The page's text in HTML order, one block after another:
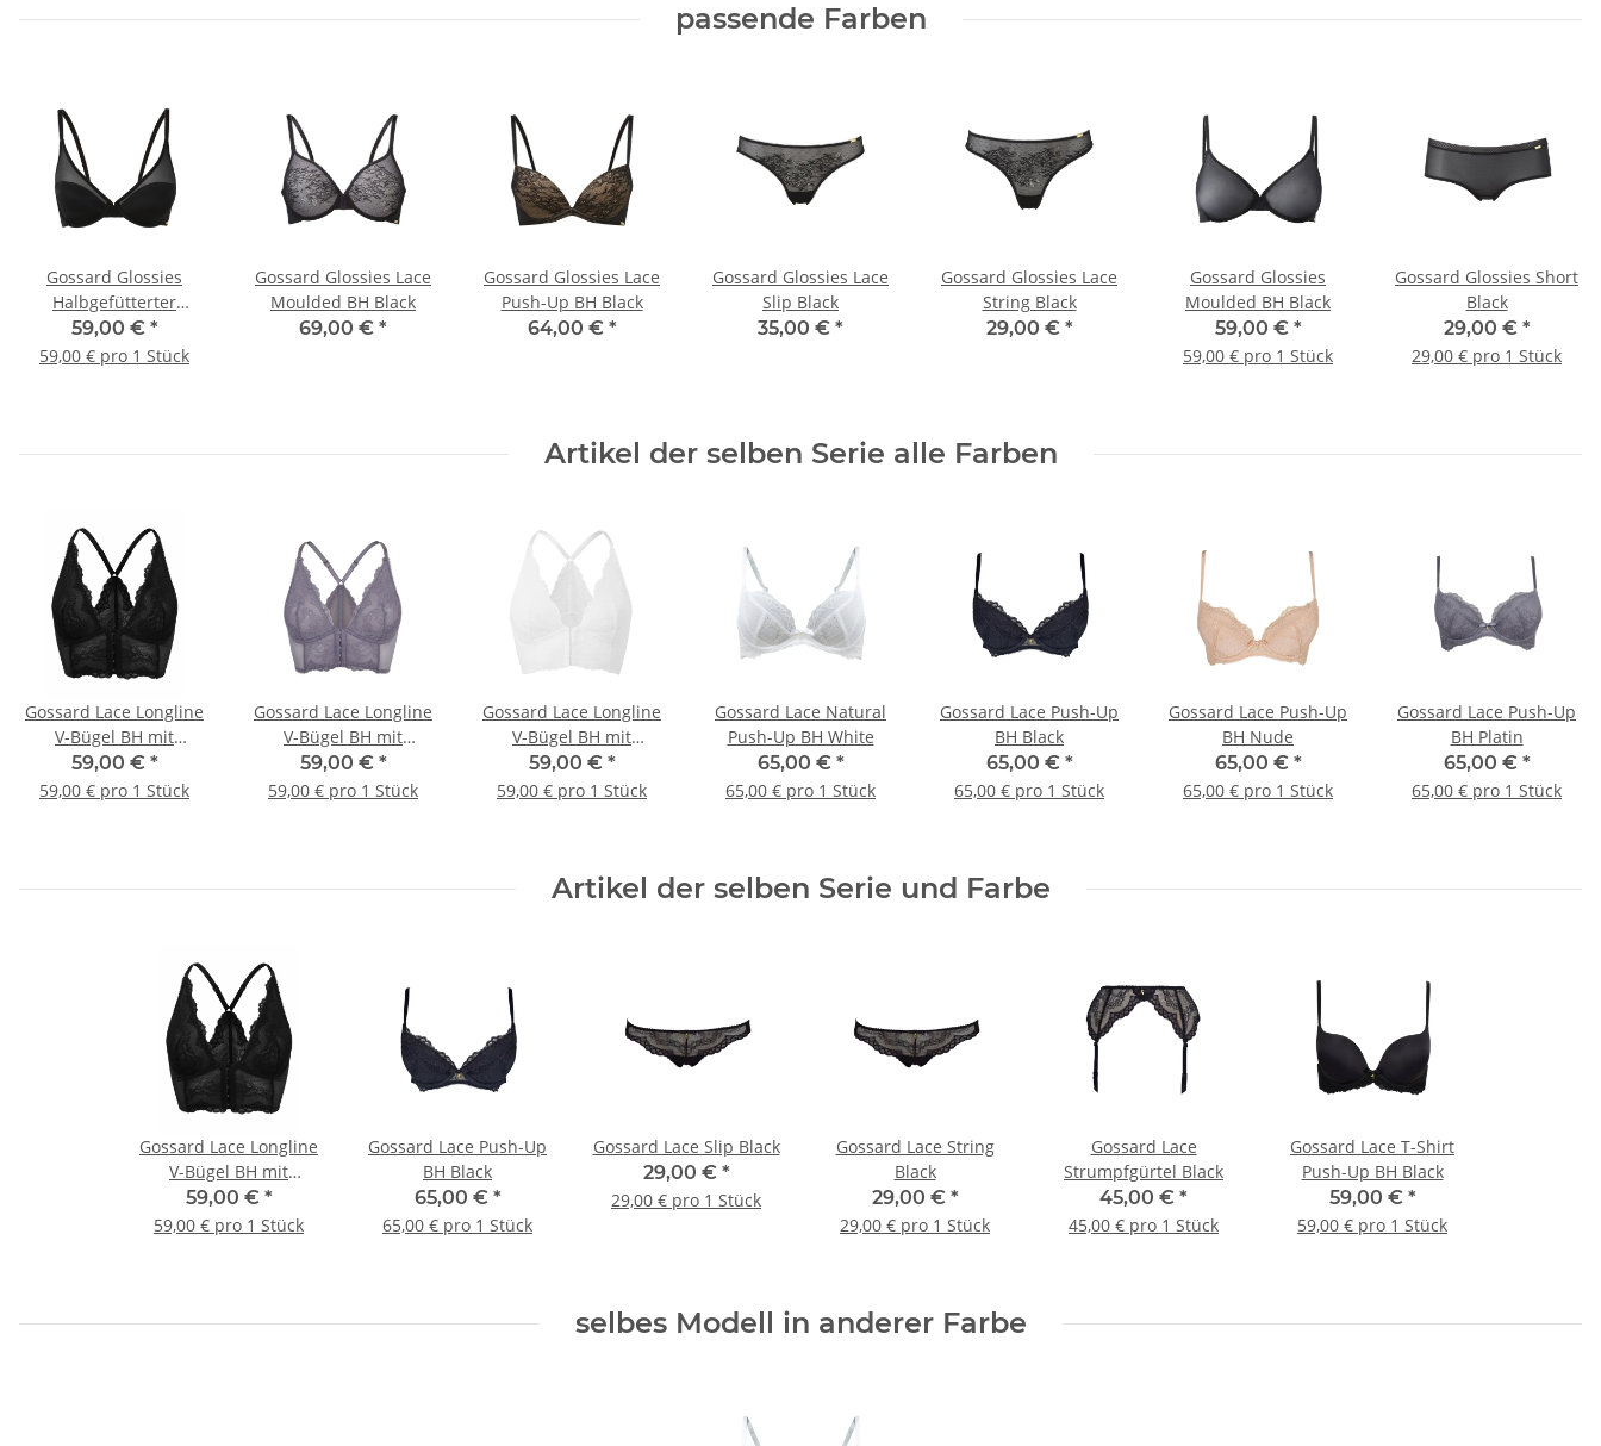
passende Farben
Gossard Glossies
Halbgefütterter
Triangel BH Black
59,00 € *
59,00 € pro 1 Stück
Gossard Glossies Lace
Moulded BH Black
69,00 € *
Gossard Glossies Lace
Push-Up BH Black
64,00 € *
Gossard Glossies Lace
Slip Black
35,00 € *
Gossard Glossies Lace
String Black
29,00 € *
Gossard Glossies
Moulded BH Black
59,00 € *
59,00 € pro 1 Stück
Gossard Glossies Short
Black
29,00 € *
29,00 € pro 1 Stück
Artikel der selben Serie alle Farben
Gossard Lace Longline
V-Bügel BH mit
Frontverschluss Black
59,00 € *
59,00 € pro 1 Stück
Gossard Lace Longline
V-Bügel BH mit
Frontverschluss Platin
59,00 € *
59,00 € pro 1 Stück
Gossard Lace Longline
V-Bügel BH mit
Frontverschluss White
59,00 € *
59,00 € pro 1 Stück
Gossard Lace Natural
Push-Up BH White
65,00 € *
65,00 € pro 1 Stück
Gossard Lace Push-Up
BH Black
65,00 € *
65,00 € pro 1 Stück
Gossard Lace Push-Up
BH Nude
65,00 € *
65,00 € pro 1 Stück
Gossard Lace Push-Up
BH Platin
65,00 € *
65,00 € pro 1 Stück
Artikel der selben Serie und Farbe
Gossard Lace Longline
V-Bügel BH mit
Frontverschluss Black
59,00 € *
59,00 € pro 1 Stück
Gossard Lace Push-Up
BH Black
65,00 € *
65,00 € pro 1 Stück
Gossard Lace Slip Black
29,00 € *
29,00 € pro 1 Stück
Gossard Lace String
Black
29,00 € *
29,00 € pro 1 Stück
Gossard Lace
Strumpfgürtel Black
45,00 € *
45,00 € pro 1 Stück
Gossard Lace T-Shirt
Push-Up BH Black
59,00 € *
59,00 € pro 1 Stück
selbes Modell in anderer Farbe